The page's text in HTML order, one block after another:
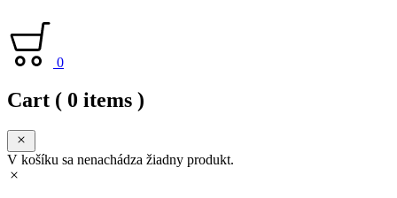
0
Cart ( 0 items )
V košíku sa nenachádza žiadny produkt.